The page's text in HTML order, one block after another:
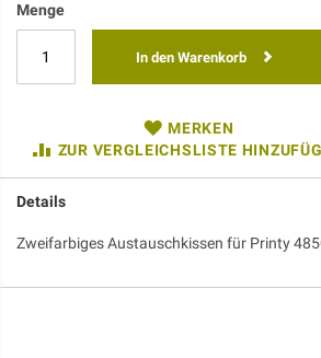
Menge
In den Warenkorb
MERKEN
ZUR VERGLEICHSLISTE
Details
Zweifarbiges Austauschkissen für Printy